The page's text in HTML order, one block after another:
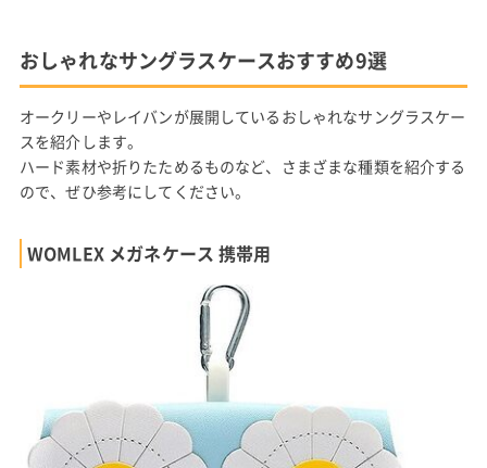
おしゃれなサングラスケースおすすめ9選
オークリーやレイバンが展開しているおしゃれなサングラスケー
スを紹介します。
ハード素材や折りたためるものなど、さまざまな種類を紹介する
ので、ぜひ参考にしてください。
WOMLEX メガネケース 携帯用